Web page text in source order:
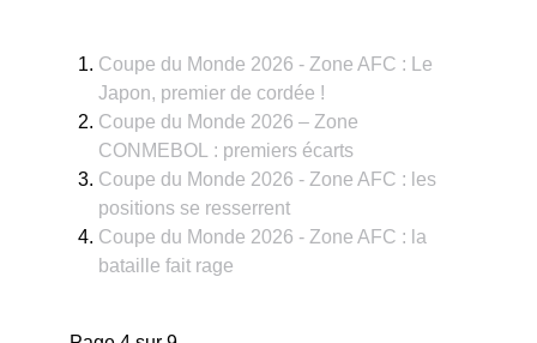
Coupe du Monde 2026 - Zone AFC : Le
Japon, premier de cordée !
Coupe du Monde 2026 – Zone
CONMEBOL : premiers écarts
Coupe du Monde 2026 - Zone AFC : les
positions se resserrent
Coupe du Monde 2026 - Zone AFC : la
bataille fait rage